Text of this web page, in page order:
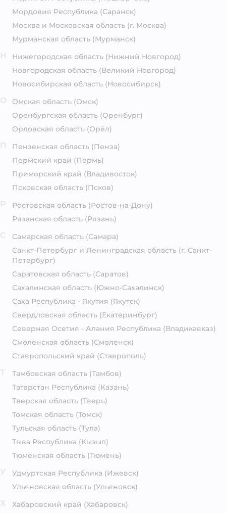
Мордовия Республика (Саранск)
Москва и Московская область (г. Москва)
Мурманская область (Мурманск)
Нижегородская область (Нижний Новгород)
Новгородская область (Великий Новгород)
Новосибирская область (Новосибирск)
Омская область (Омск)
Оренбургская область (Оренбург)
Орловская область (Орёл)
Пензенская область (Пенза)
Пермский край (Пермь)
Приморский край (Владивосток)
Псковская область (Псков)
Ростовская область (Ростов-на-Дону)
Рязанская область (Рязань)
Самарская область (Самара)
Санкт-Петербург и Ленинградская область (г. Санкт-
Петербург)
Саратовская область (Саратов)
Сахалинская область (Южно-Сахалинск)
Саха Республика - Якутия (Якутск)
Свердловская область (Екатеринбург)
Северная Осетия - Алания Республика (Владикавказ)
Смоленская область (Смоленск)
Ставропольский край (Ставрополь)
Тамбовская область (Тамбов)
Татарстан Республика (Казань)
Тверская область (Тверь)
Томская область (Томск)
Тульская область (Тула)
Тыва Республика (Кызыл)
Тюменская область (Тюмень)
Удмуртская Республика (Ижевск)
Ульяновская область (Ульяновск)
Хабаровский край (Хабаровск)